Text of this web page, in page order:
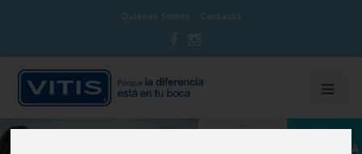
Quiénes Somos Contacto